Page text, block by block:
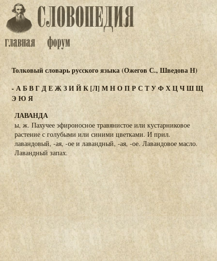
Толковый словарь русского языка (Ожегов С., Шведова Н)
-АБВГДЕЖЗИЙК[Л]МНОПР С ТУФХЦЧШЩ
Э Ю Я
ЛАВАНДА
ы, ж. Пахучее эфироносное травянистое или кустарниковое
растение с голубыми или синими цветками. И прил.
лавандовый, -ая, -ое и лавандный, -ая, -ое. Лавандовое масло.
Лавандный запах.